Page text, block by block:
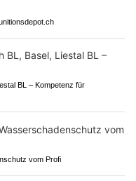
BL – Kompetenz für
vom Profi